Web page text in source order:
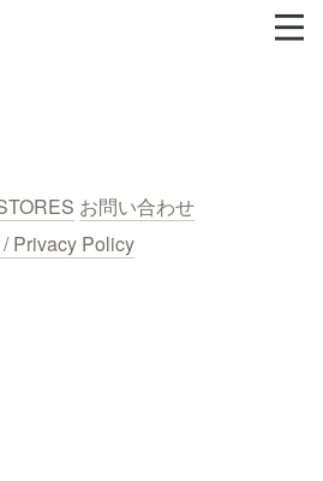
お問い合わせ
Privacy Policy